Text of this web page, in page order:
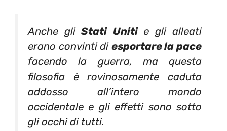
Anche gliStati Uniti e gli alleati
erano convinti di esportare la pace
facendo la guerra, ma questa
filosofia è rovinosamente caduta
addosso all’intero mondo
occidentale e gli effetti sono sotto
gli occhi di tutti.